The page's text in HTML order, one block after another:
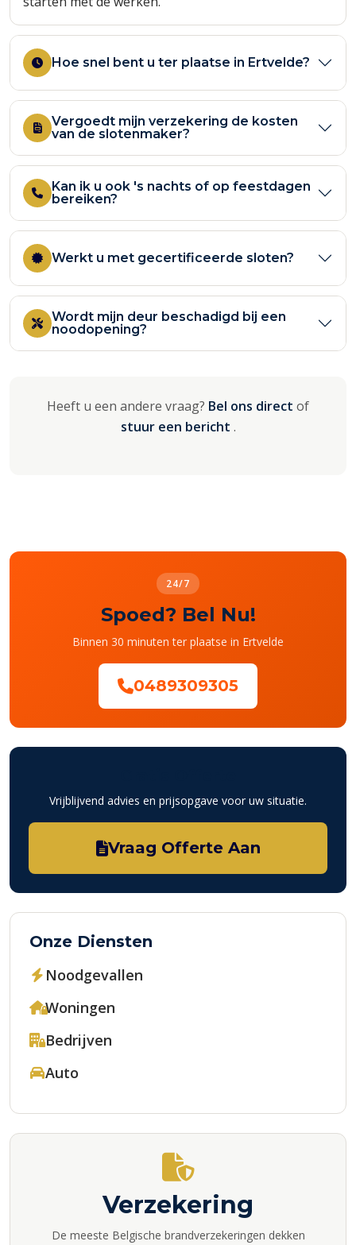
Hoe snel bent u ter plaatse in Ertvelde?
Vergoedt mijn verzekering de kosten
van de slotenmaker?
Kan ik u ook 's nachts of op feestdagen
bereiken?
Werkt u met gecertificeerde sloten?
Wordt mijn deur beschadigd bij een
noodopening?
Heeft u een andere vraag? Bel ons direct of
stuur een bericht .
24/7
Spoed? Bel Nu!
Binnen 30 minuten ter plaatse in Ertvelde
0489309305
Vrijblijvend advies en prijsopgave voor uw situatie.
Vraag Offerte Aan
Onze Diensten
Noodgevallen
Woningen
Bedrijven
Auto
Verzekering
De meeste Belgische brandverzekeringen dekken